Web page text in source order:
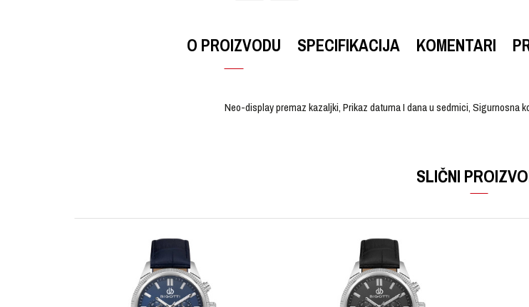
O PROIZVODU SPECIFIKACIJA KOMENTARI
Neo-display premaz kazaljki, Prikaz datuma I dana u sedmici, Sigurnosna
SLIČNI